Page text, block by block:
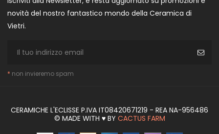
novità del nostro fantastico mondo della Ceramica di
Vietri.
* non invieremo spam
CERAMICHE L'ECLISSE P.IVA IT08420671219 - REA NA-956486
© MADE WITH ♥ BY CACTUS FARM